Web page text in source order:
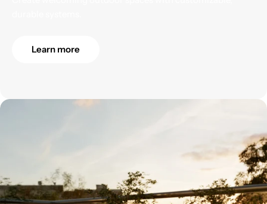
Learn more